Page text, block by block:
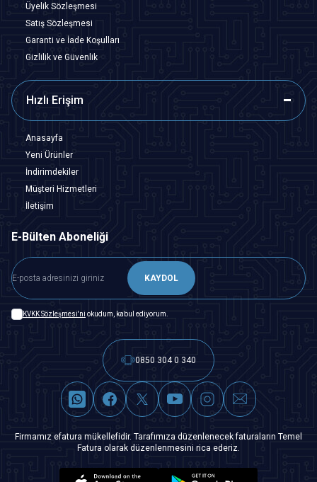
Üyelik Sözleşmesi
Satış Sözleşmesi
Garanti ve İade Koşulları
Gizlilik ve Güvenlik
Hızlı Erişim
Anasayfa
Yeni Ürünler
İndirimdekiler
Müşteri Hizmetleri
İletişim
E-Bülten Aboneliği
KAYDOL
KVKK Sözleşmesi'ni okudum, kabul ediyorum.
0850 304 0 340
Firmamız efatura mükellefidir. Tarafımıza düzenlenecek faturaların Temel
Fatura olarak düzenlenmesini rica ederiz.